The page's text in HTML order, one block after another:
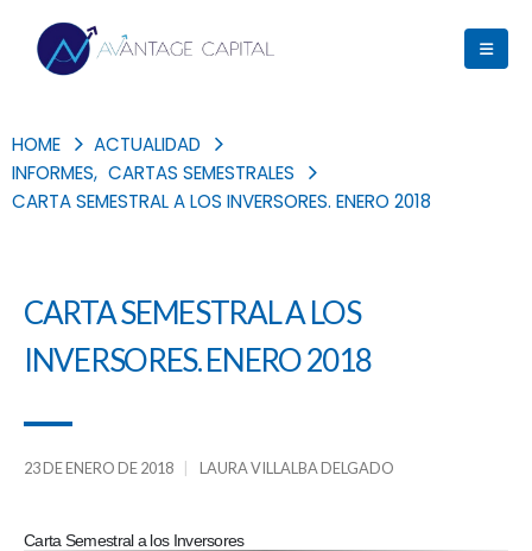
HOME
ACTUALIDAD
INFORMES, CARTAS SEMESTRALES
CARTA SEMESTRAL A LOS INVERSORES. ENERO 2018
CARTA SEMESTRAL A LOS
INVERSORES. ENERO 2018
23 DE ENERO DE 2018 LAURA VILLALBA DELGADO
Carta Semestral a los Inversores